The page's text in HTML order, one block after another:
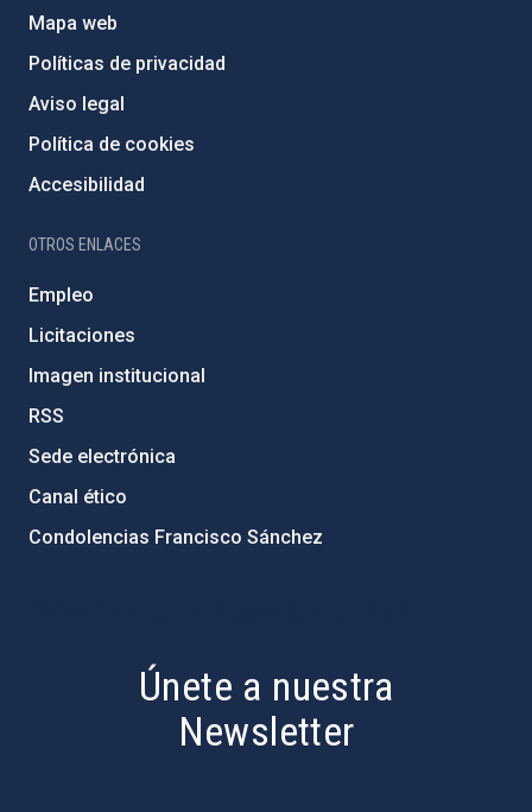
Mapa web
Políticas de privacidad
Aviso legal
Política de cookies
Accesibilidad
OTROS ENLACES
Empleo
Licitaciones
Imagen institucional
RSS
Sede electrónica
Canal ético
Condolencias Francisco Sánchez
Únete a nuestra
Newsletter